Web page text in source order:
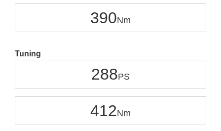
390
Tuning
288
412